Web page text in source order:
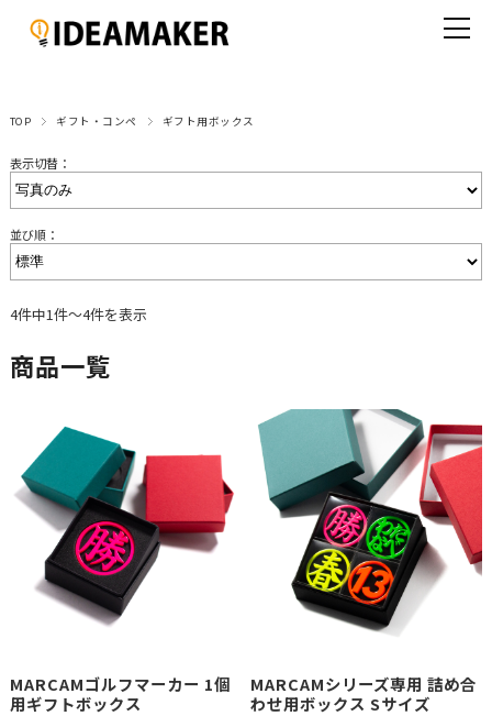
TOP ギフト・コンペ ギフト用ボックス
表示切替：
並び順：
4件中1件～4件を表示
商品一覧
MARCAMゴルフマーカー 1個
用ギフトボックス
MARCAMシリーズ専用 詰め合
わせ用ボックス Sサイズ